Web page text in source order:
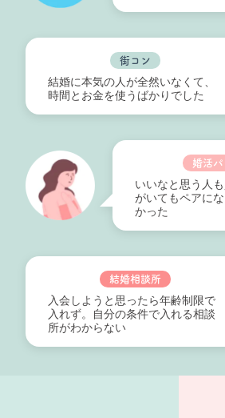
街コン
結婚に本気の人が全然いなくて、
時間とお金を使うばかりでした
婚活パ
いいなと思う人
がいてもペアに
かった
結婚相談所
入会しようと思ったら年齢制限で
入れず。自分の条件で入れる相談
所がわからない